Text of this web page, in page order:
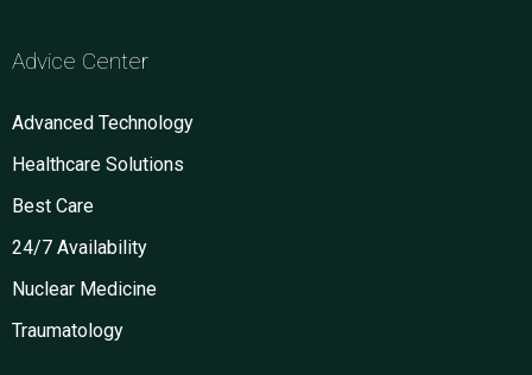
Advice Center
Advanced Technology
Healthcare Solutions
Best Care
24/7 Availability
Nuclear Medicine
Traumatology